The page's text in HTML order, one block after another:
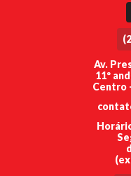
Av.
11º
Centro